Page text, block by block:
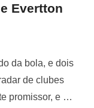
Evertton
da bola, e dois
de clubes
promissor, e …